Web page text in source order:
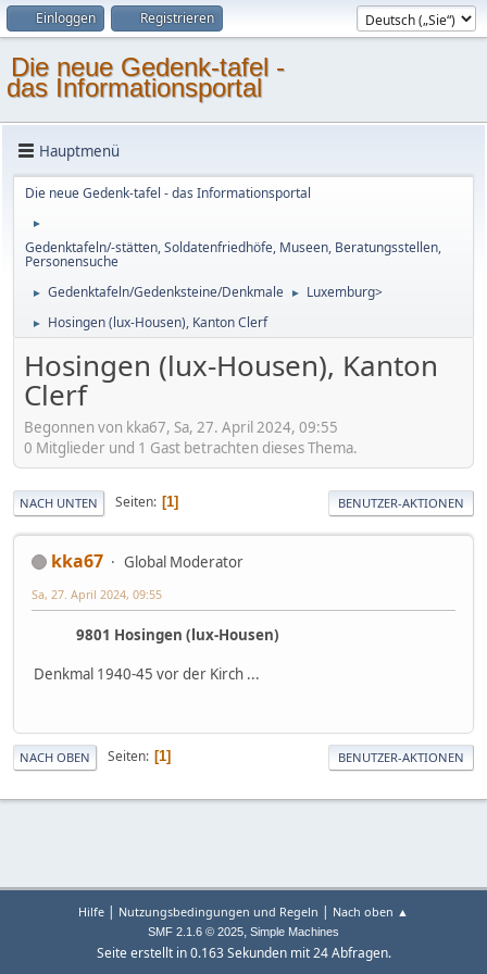
Einloggen Registrieren
Die neue Gedenk-tafel -
das Informationsportal
Hauptmenü
Die neue Gedenk-tafel - das Informationsportal
►
Gedenktafeln/-stätten, Soldatenfriedhöfe, Museen, Beratungsstellen,
Personensuche
► Gedenktafeln/Gedenksteine/Denkmale ► Luxemburg>
► Hosingen (lux-Housen), Kanton Clerf
Hosingen (lux-Housen), Kanton
Clerf
Begonnen von kka67, Sa, 27. April 2024, 09:55
0 Mitglieder und 1 Gast betrachten dieses Thema.
NACH UNTEN Seiten 1 BENUTZER-AKTIONEN
kka67 Global Moderator
Sa, 27. April 2024, 09:55
9801 Hosingen (lux-Housen)
Denkmal 1940-45 vor der Kirch ...
NACH OBEN Seiten 1 BENUTZER-AKTIONEN
Hilfe | Nutzungsbedingungen und Regeln | Nach oben ▲
SMF 2.1.6 © 2025, Simple Machines
Seite erstellt in 0.163 Sekunden mit 24 Abfragen.